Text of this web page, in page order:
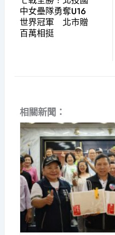
中女壘隊勇奪U16
世界冠軍 北市贈
百萬相挺
相關新聞：